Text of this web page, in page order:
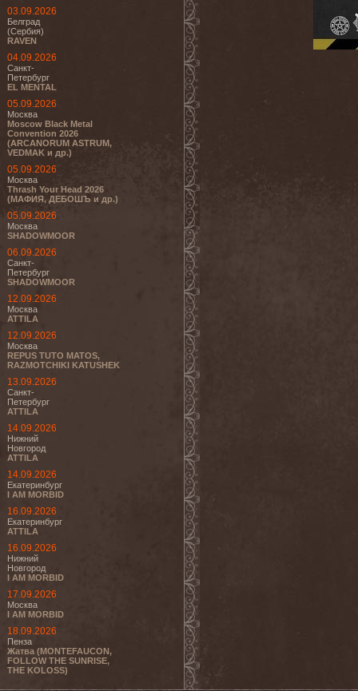
03.09.2026
Белград
(Сербия)
RAVEN
04.09.2026
Санкт-
Петербург
EL MENTAL
05.09.2026
Москва
Moscow Black Metal
Convention 2026
(ARCANORUM ASTRUM,
VEDMAK и др.)
05.09.2026
Москва
Thrash Your Head 2026
(МАФИЯ, ДЕБОШЪ и др.)
05.09.2026
Москва
SHADOWMOOR
06.09.2026
Санкт-
Петербург
SHADOWMOOR
12.09.2026
Москва
ATTILA
12.09.2026
Москва
REPUS TUTO MATOS,
RAZMOTCHIKI KATUSHEK
13.09.2026
Санкт-
Петербург
ATTILA
14.09.2026
Нижний
Новгород
ATTILA
14.09.2026
Екатеринбург
I AM MORBID
16.09.2026
Екатеринбург
ATTILA
16.09.2026
Нижний
Новгород
I AM MORBID
17.09.2026
Москва
I AM MORBID
18.09.2026
Пенза
Жатва (MONTEFAUCON,
FOLLOW THE SUNRISE,
THE KOLOSS)